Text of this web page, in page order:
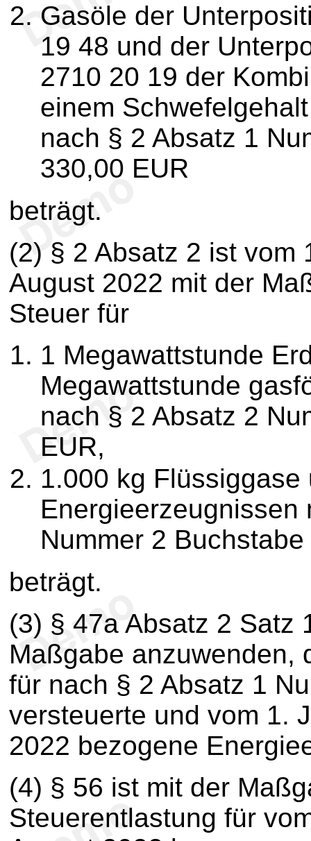
Gasöle der
19 48 und der
2710 20 19 der
einem
nach § 2 Absatz 1
330,00 EUR
beträgt.
(2) § 2 Absatz 2 ist vom
August 2022 mit der
Steuer für
1 Megawattstunde
Megawattstunde
nach § 2 Absatz 2
EUR,
1.000 kg
Energieerzeugnissen
Nummer 2
beträgt.
(3) § 47a Absatz 2 Satz
Maßgabe anzuwenden,
für nach § 2 Absatz 1
versteuerte und vom 1.
2022 bezogene
(4) § 56 ist mit der
Steuerentlastung für